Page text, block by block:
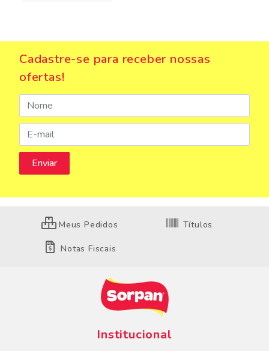
Cadastre-se para receber nossas
ofertas!
Meus Pedidos Títulos
Notas Fiscais
Institucional